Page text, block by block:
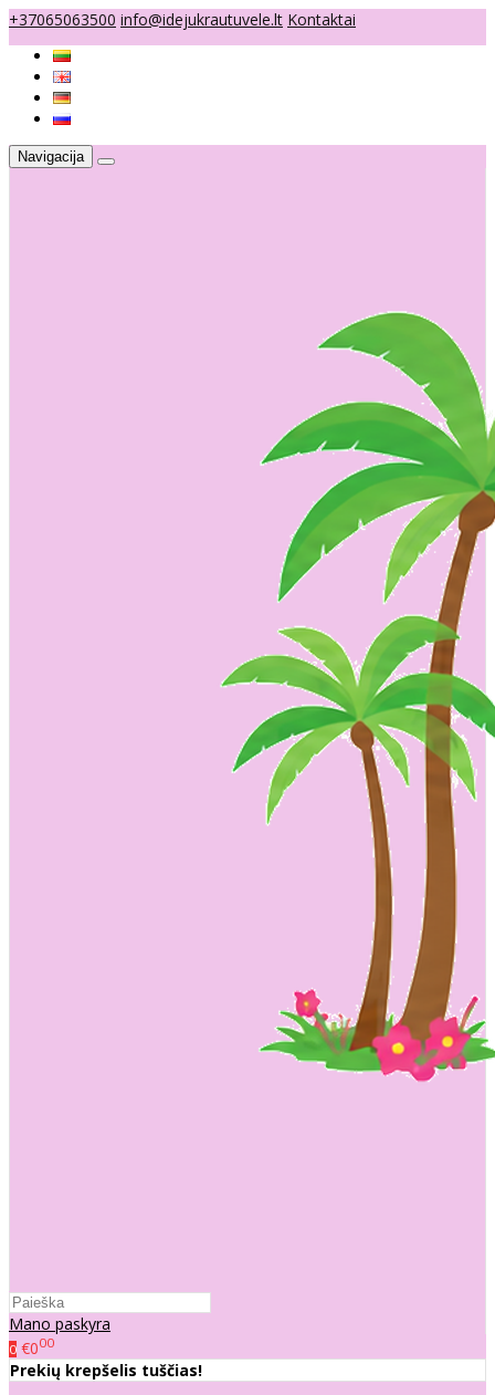
+37065063500 info@idejukrautuvele.lt Kontaktai
Navigacija
Mano paskyra
0 €000
Prekių krepšelis tuščias!